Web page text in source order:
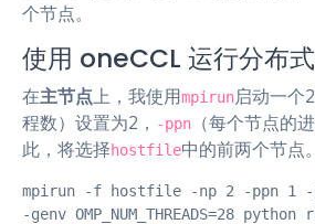
个节点。
使用 oneCCL 运行分布
在主节点上，我使用mpirun启动一个
程数）设置为2， -ppn
（每个节点的
此，将选择hostfile中的前两个节点。
mpirun -f hostfile -np 2 -ppn 1 -
-genv OMP_NUM_THREADS=28